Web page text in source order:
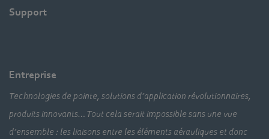
Support
Entreprise
Technologies de pointe, solutions d’application révolutionnaires,
produits innovants… Tout cela serait impossible sans une vue
d’ensemble : les liaisons entre les éléments aérauliques et donc